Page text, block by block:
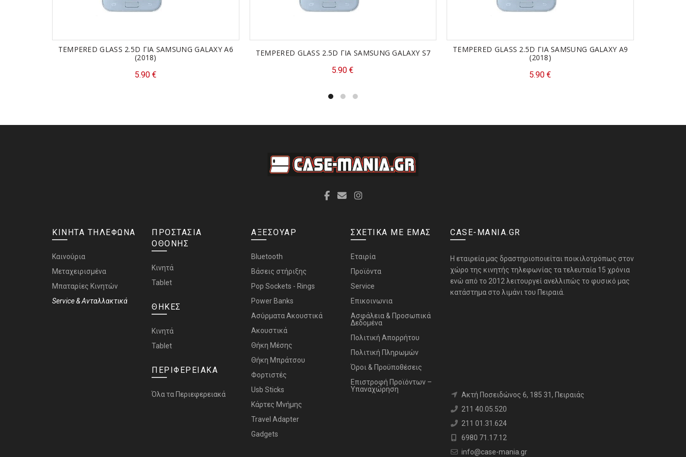
TEMPERED GLASS 2.5D ΓΙΑ SAMSUNG GALAXY A6
(2018)
5.90 €
TEMPERED GLASS 2.5D ΓΙΑ SAMSUNG GALAXY S7
5.90€
TEMPERED GLASS 2.5D ΓΙΑ SAMSUNG GALAXY A9
(2018)
5.90€
ΚΙΝΗΤΑ ΤΗΛΕΦΩΝΑ
Καινούρια
Μεταχειρισμένα
Μπαταρίες Κινητών
Service & Ανταλλακτικά
ΠΡΟΣΤΑΣΙΑ
ΟΘΟΝΗΣ
Κινητά
Tablet
ΘΗΚΕΣ
Κινητά
Tablet
ΠΕΡΙΦΕΡΕΙΑΚΑ
Όλα τα Περιεφερειακά
ΑΞΕΣΟΥΑΡ
Bluetooth
Bάσεις στήριξης
Pop Sockets - Rings
Power Banks
Ασύρματα Ακουστικά
Ακουστικά
Θήκη Μέσης
Θήκη Μπράτσου
Φορτιστές
Usb Sticks
Κάρτες Μνήμης
Travel Adapter
Gadgets
ΣΧΕΤΙΚΑ ΜΕ ΕΜΑΣ
Εταιρία
Προϊόντα
Service
Επικοινωνια
Ασφάλεια & Προσωπικά
Δεδομένα
Πολιτική Απορρήτου
Πολιτική Πληρωμών
Όροι & Προϋποθέσεις
Επιστροφή Προϊόντων –
Υπαναχώρηση
CASE-MANIA.GR
H εταιρεία μας δραστηριοποιείται ποικιλοτρόπως στον
χώρο της κινητής τηλεφωνίας τα τελευταία 15 χρόνια
ενώ από το 2012 λειτουργεί ανελλιπώς το φυσικό μας
κατάστημα στο λιμάνι του Πειραιά.
Aκτή Ποσειδώνος 6, 185 31, Πειραιάς
211 40.05.520
211 01.31.624
6980 71.17.12
info@case-mania.gr